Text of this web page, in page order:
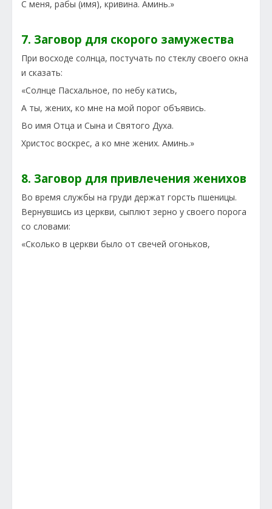
С меня, рабы (имя), кривина. Аминь.»
7. Заговор для скорого замужества
При восходе солнца, постучать по стеклу своего окна
и сказать:
«Солнце Пасхальное, по небу катись,
А ты, жених, ко мне на мой порог объявись.
Во имя Отца и Сына и Святого Духа.
Христос воскрес, а ко мне жених. Аминь.»
8. Заговор для привлечения женихов
Во время службы на груди держат горсть пшеницы.
Вернувшись из церкви, сыплют зерно у своего порога
со словами:
«Сколько в церкви было от свечей огоньков,